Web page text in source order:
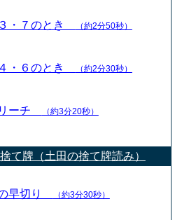
・７のとき （約2分50秒）
・６のとき （約2分30秒）
ーチ （約3分20秒）
て牌（土田の捨て牌読み）
早切り （約3分30秒）